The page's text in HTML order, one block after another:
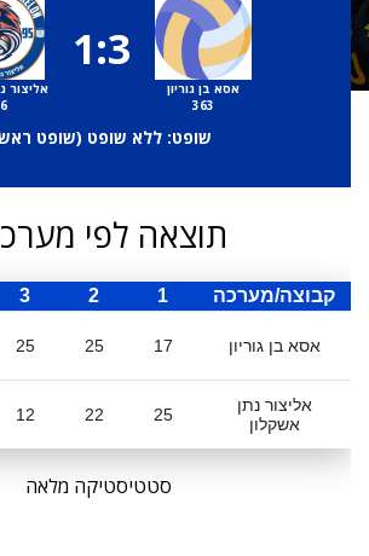
אסא בן גוריון
363
1:3
אליצור
שופט: ללא שופט (שופט
תוצאה לפי
קבוצה/מערכה 1
2
3
אסא בן גוריון 17
25
25
אליצור נתן
אשקלון
25
22
12
סטטיסטיקה מלאה